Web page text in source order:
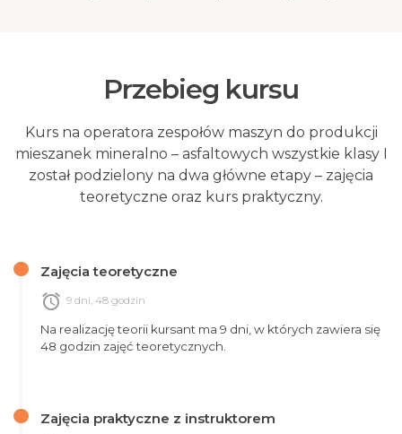
Przebieg kursu
Kurs na operatora zespołów maszyn do produkcji
mieszanek mineralno – asfaltowych wszystkie klasy I
został podzielony na dwa główne etapy – zajęcia
teoretyczne oraz kurs praktyczny.
Zajęcia teoretyczne
alarm 9 dni, 48 godzin
Na realizację teorii kursant ma 9 dni, w których zawiera się
48 godzin zajęć teoretycznych.
Zajęcia praktyczne z instruktorem